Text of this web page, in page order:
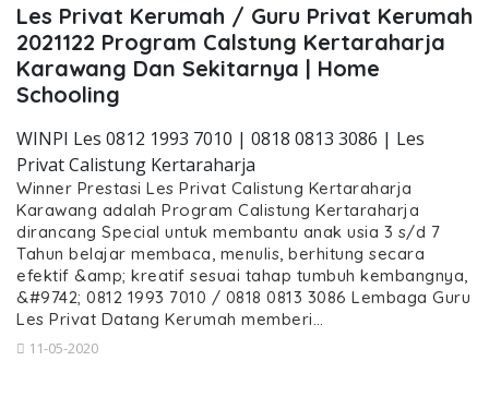
Les Privat Kerumah / Guru Privat Kerumah
2021122 Program Calstung Kertaraharja
Karawang Dan Sekitarnya | Home
Schooling
WINPI Les 0812 1993 7010 | 0818 0813 3086 | Les
Privat Calistung Kertaraharja
Winner Prestasi Les Privat Calistung Kertaraharja
Karawang adalah Program Calistung Kertaraharja
dirancang Special untuk membantu anak usia 3 s/d 7
Tahun belajar membaca, menulis, berhitung secara
efektif &amp; kreatif sesuai tahap tumbuh kembangnya,
&#9742; 0812 1993 7010 / 0818 0813 3086 Lembaga Guru
Les Privat Datang Kerumah memberi…
11-05-2020